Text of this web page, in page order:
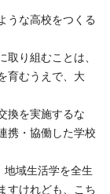
うな高校をつくる
り組むことは、
育むうえで、大
換を実施するな
携・協働した学校
地域生活学を全生
すけれども、こち